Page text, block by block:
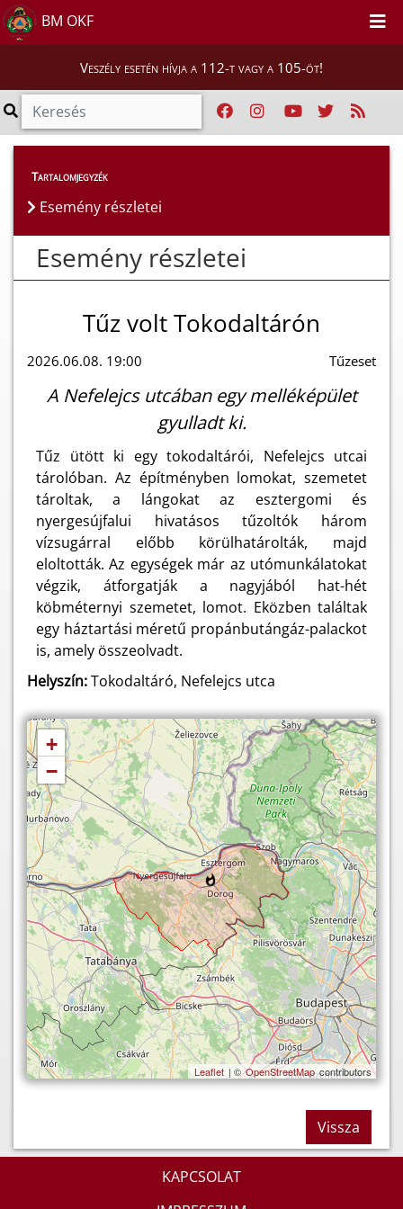
BM OKF
Veszély esetén hívja a 112-t vagy a 105-öt!
Esemény részletei
Tartalomjegyzék
Esemény részletei
Esemény részletei
Tűz volt Tokodaltárón
2026.06.08. 19:00 Tűzeset
A Nefelejcs utcában egy melléképület
gyulladt ki.
Tűz ütött ki egy tokodaltárói, Nefelejcs utcai
tárolóban. Az építményben lomokat, szemetet
tároltak, a lángokat az esztergomi és
nyergesújfalui hivatásos tűzoltók három
vízsugárral előbb körülhatárolták, majd
eloltották. Az egységek már az utómunkálatokat
végzik, átforgatják a nagyjából hat-hét
köbméternyi szemetet, lomot. Eközben találtak
egy háztartási méretű propánbutángáz-palackot
is, amely összeolvadt.
Helyszín:Tokodaltáró, Nefelejcs utca
+
−
Leaflet | ©OpenStreetMapcontributors
Vissza
KAPCSOLAT